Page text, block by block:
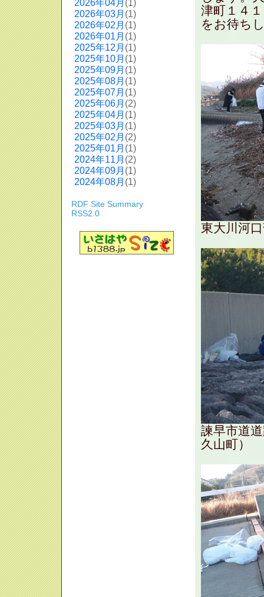
2026年04月 (1)
2026年03月 (1)
2026年02月 (1)
2026年01月 (1)
2025年12月 (1)
2025年10月 (1)
2025年09月 (1)
2025年08月 (1)
2025年07月 (1)
2025年06月 (2)
2025年04月 (1)
2025年03月 (1)
2025年02月 (2)
2025年01月 (1)
2024年11月 (2)
2024年09月 (1)
2024年08月 (1)
RDF Site Summary
RSS2.0
津町１４
をお待ち
東大川河
諫早市道
久山町）